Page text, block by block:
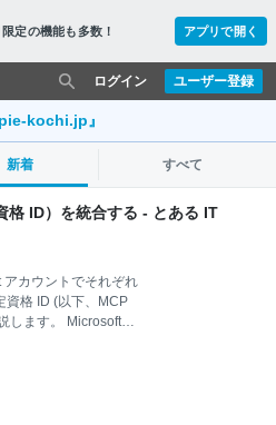
定の機能も多数！ アプリで開く
ユーザー登録
ログイン
kochi.jp』
新着 すべて
ID）を統合する - とある IT
カウントでそれぞれ
資格 ID (以下、MCP
します。 Microsoft
認定資格) を取
行うことは MCP ID